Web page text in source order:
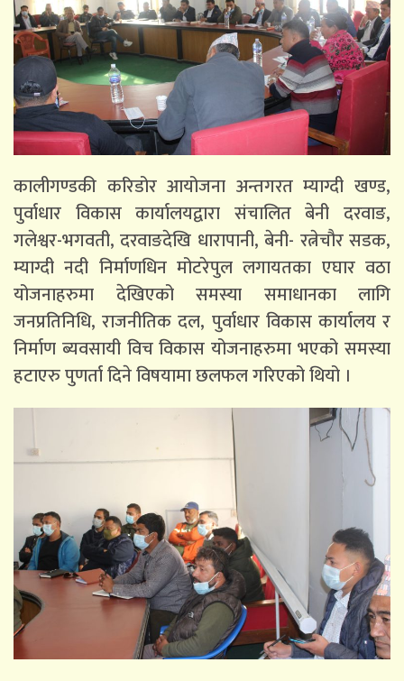
कालीगण्डकी करिडोर आयोजना अन्तगरत म्याग्दी खण्ड,
पुर्वाधार विकास कार्यालयद्वारा संचालित बेनी दरवाङ,
गलेश्वर-भगवती, दरवाङदेखि धारापानी, बेनी- रत्नेचौर सडक,
म्याग्दी नदी निर्माणधिन मोटरेपुल लगायतका एघार वठा
योजनाहरुमा देखिएको समस्या समाधानका लागि
जनप्रतिनिधि, राजनीतिक दल, पुर्वाधार विकास कार्यालय र
निर्माण ब्यवसायी विच विकास योजनाहरुमा भएको समस्या
हटाएरु पुणर्ता दिने विषयामा छलफल गरिएको थियो ।